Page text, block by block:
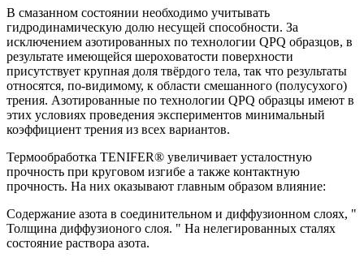
В смазанном состоянии необходимо учитывать
гидродинамическую долю несущей способности. За
исключением азотированных по технологии QPQ образцов, в
результате имеющейся шероховатости поверхности
присутствует крупная доля твёрдого тела, так что результаты
относятся, по-видимому, к области смешанного (полусухого)
трения. Азотированные по технологии QPQ образцы имеют в
этих условиях проведения экспериментов минимальный
коэффициент трения из всех вариантов.
Термообработка TENIFER® увеличивает усталостную
прочность при круговом изгибе а также контактную
прочность. На них оказывают главным образом влияние:
Содержание азота в соединительном и диффузионном слоях, "
Толщина диффузионого слоя. " На нелегированных сталях
состояние раствора азота.